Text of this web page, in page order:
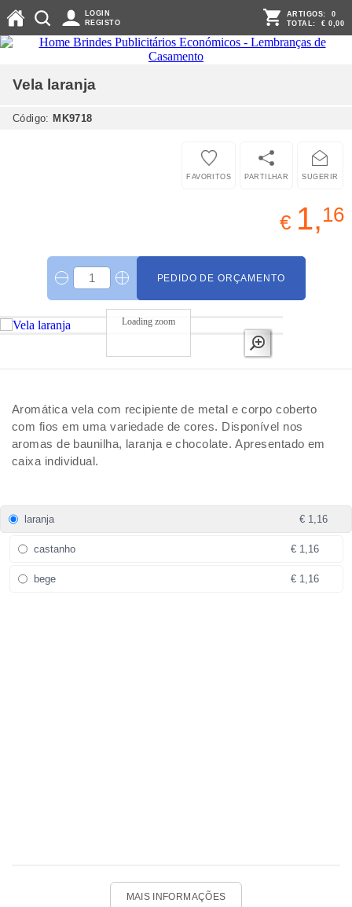
LOGIN
REGISTO
ARTIGOS: 0
TOTAL: € 0,00
Vela laranja
Código: MK9718
SUGERIR
PARTILHAR
FAVORITOS
€ 1,16
PEDIDO DE ORÇAMENTO
Loading zoom
Aromática vela com recipiente de metal e corpo coberto
com fios em uma variedade de cores. Disponível nos
aromas de baunilha, laranja e chocolate. Apresentado em
caixa individual.
laranja € 1,16
castanho € 1,16
bege € 1,16
MAIS INFORMAÇÕES